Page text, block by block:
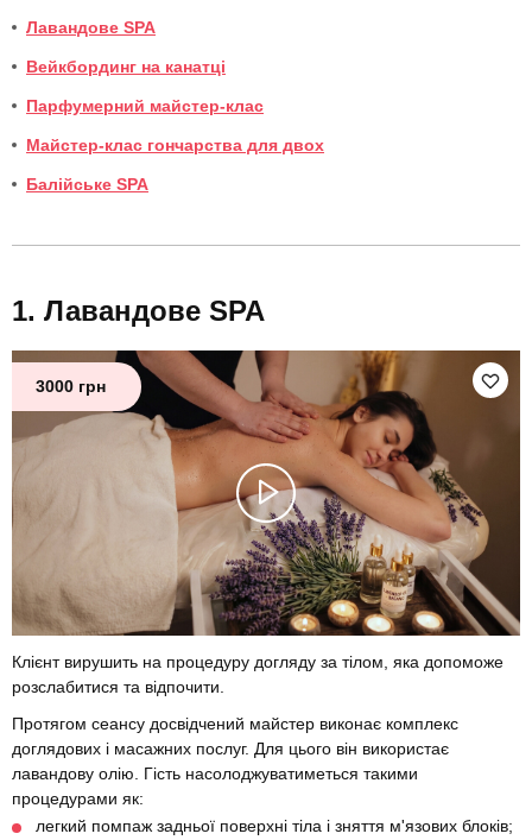
Лавандове SPA
Вейкбординг на канатці
Парфумерний майстер-клас
Майстер-клас гончарства для двох
Балійське SPA
Лавандове SPA
3000 грн
Клієнт вирушить на процедуру догляду за тілом, яка допоможе
розслабитися та відпочити.
Протягом сеансу досвідчений майстер виконає комплекс
доглядових і масажних послуг. Для цього він використає
лавандову олію. Гість насолоджуватиметься такими
процедурами як:
легкий помпаж задньої поверхні тіла і зняття м'язових блоків;